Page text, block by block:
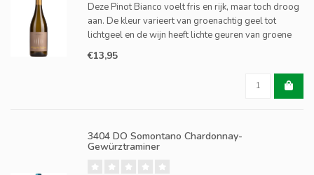
Deze Pinot Bianco voelt fris en rijk, maar toch droog
aan. De kleur varieert van groenachtig geel tot
lichtgeel en de wijn heeft lichte geuren van groene
appel. De wijn vertoont ook een complexe
nootachtige smaak en hints van groene bladeren.
€13,95
3404 DO Somontano Chardonnay-
Gewürztraminer